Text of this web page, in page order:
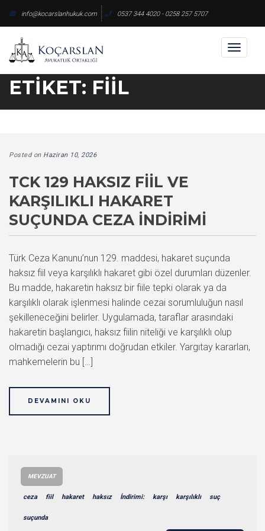
content
info@kocarslanhukuk.com 0537 344 4020 - 0258 257 5707
Toggle
ETIKET: FIIL
Posted on Haziran 10, 2026
TCK 129 HAKSIZ FIIL VE
KARŞILIKLI HAKARET
SUÇUNDA CEZA İNDIRIMI
Türk Ceza Kanunu’nun 129. maddesi, hakaret suçunda
haksız fiil veya karşılıklı hakaret gibi özel durumları düzenler.
Bu madde, hakaretin haksız bir fiile tepki olarak ya da
karşılıklı olarak işlenmesi halinde cezai sorumluluğun nasıl
şekilleneceğini belirler. Uygulamada, taraflar arasındaki
hakaretin başlangıcı, haksız fiilin niteliği ve karşılıklı olup
olmadığı cezai yaptırımı doğrudan etkiler. Yargıtay kararları,
mahkemelerin bu […]
DEVAMINI OKU
MEVZUAT
ceza fiil hakaret haksız İndirimi: karşı karşılıklı suç
suçunda